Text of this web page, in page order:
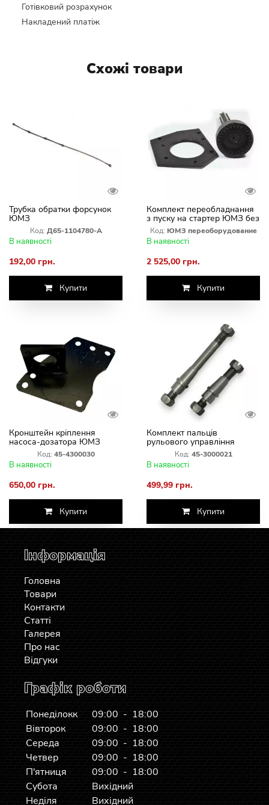
Готівковий розрахунок
Накладений платіж
Схожі товари
Трубка обратки форсунок
ЮМЗ
Код: Д65-1104780-А
В наявності
192,00 грн.
Купити
Комплект переобладнання
з пуску на стартер ЮМЗ без
заміни плити та маховика
Код: ЮМЗ переоборудование
В наявності
2 525,00 грн.
Купити
Кронштейн кріплення
насоса-дозатора ЮМЗ
(Універсальний) 45-4300030
Код: 45-4300030
В наявності
650,00 грн.
Купити
Комплект пальців
рульового управління
ЦС/50 ЮМЗ-6 45-3000021
Код: 45-3000021
В наявності
499,99 грн.
Купити
Інформація
Головна
Товари
Контакти
Статті
Галерея
Про нас
Відгуки
Графік роботи
Понеділокк
09:00 - 18:00
Вівторок
09:00 - 18:00
Середа
09:00 - 18:00
Четвер
09:00 - 18:00
П'ятниця
09:00 - 18:00
Субота
Вихідний
Неділя
Вихідний